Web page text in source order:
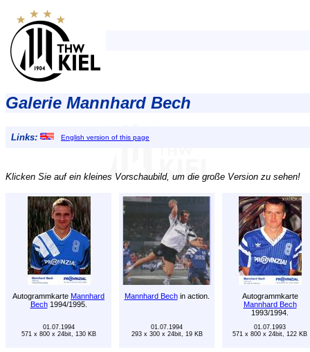
Galerie Mannhard Bech
Links: English version of this page
Klicken Sie auf ein kleines Vorschaubild, um die große Version zu sehen!
Autogrammkarte Mannhard
Bech1994/1995.
Mannhard Bechin action.
Autogrammkarte
Mannhard Bech
1993/1994.
01.07.1994
571 x 800 x 24bit, 130 KB
01.07.1994
293 x 300 x 24bit, 19 KB
01.07.1993
571 x 800 x 24bit, 122 KB